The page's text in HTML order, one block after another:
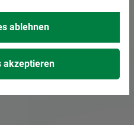
ablehnen
akzeptieren